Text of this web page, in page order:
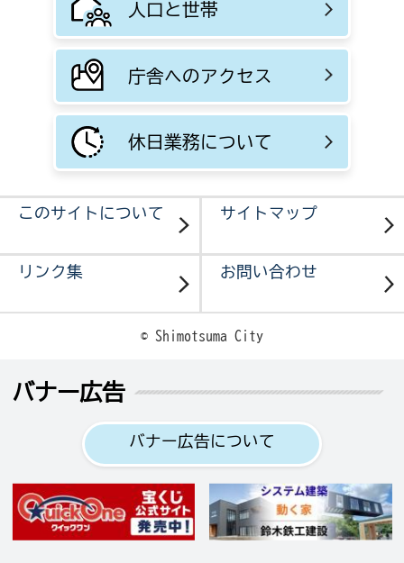
人口と世帯
庁舎へのアクセス
休日業務について
このサイトについて サイトマップ
リンク集 お問い合わせ
© Shimotsuma City
バナー広告
バナー広告について